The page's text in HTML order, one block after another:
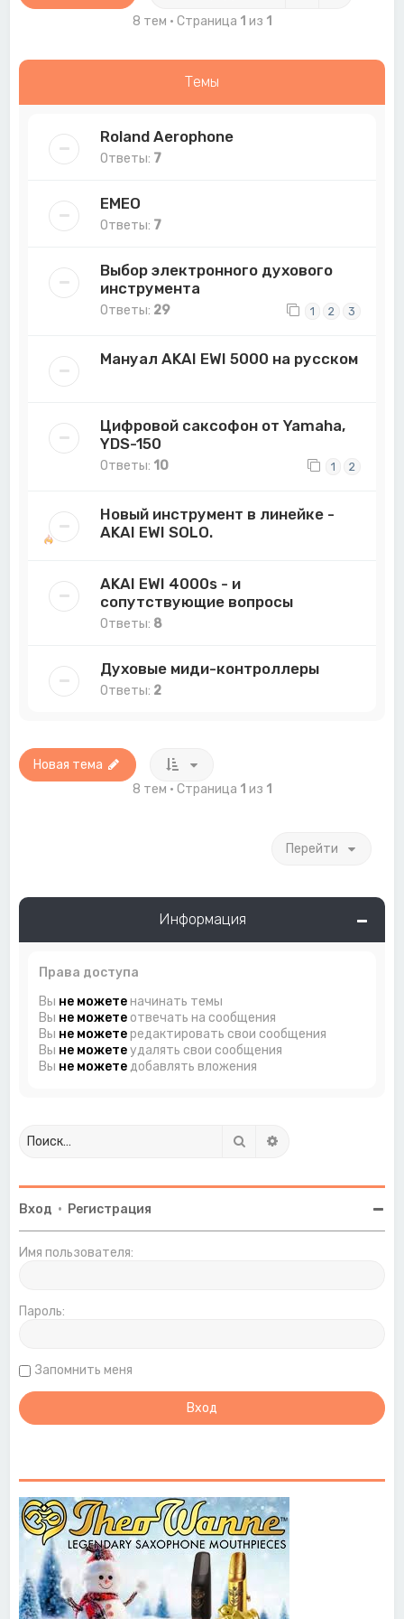
8 тем • Страница 1 из 1
Темы
Roland Aerophone
Ответы: 7
EMEO
Ответы: 7
Выбор электронного духового
инструмента
Ответы: 29 1 2 3
Мануал AKAI EWI 5000 на русском
Цифровой саксофон от Yamaha,
YDS-150
Ответы: 10 1 2
Новый инструмент в линейке -
AKAI EWI SOLO.
AKAI EWI 4000s - и
сопутствующие вопросы
Ответы: 8
Духовые миди-контроллеры
Ответы: 2
Новая тема
8 тем • Страница 1 из 1
Перейти
Информация
Права доступа
Вы не можетеначинать темы
Вы не можетеотвечать на сообщения
Вы не можетередактировать свои сообщения
Вы не можетеудалять свои сообщения
Вы не можетедобавлять вложения
Поиск
Вход • Регистрация
Имя пользователя:
Пароль:
Запомнить меня